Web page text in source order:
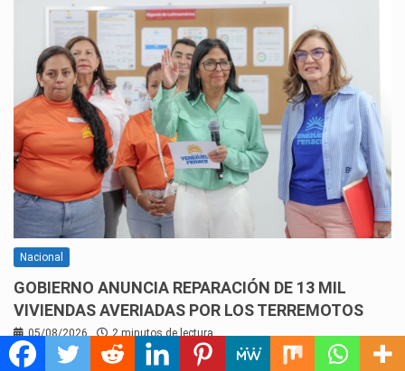
Nacional
GOBIERNO ANUNCIA REPARACIÓN DE 13 MIL
VIVIENDAS AVERIADAS POR LOS TERREMOTOS
05/08/2026 2 minutos de lectura
La presidenta encargada, Delcy Rodríguez, informó este